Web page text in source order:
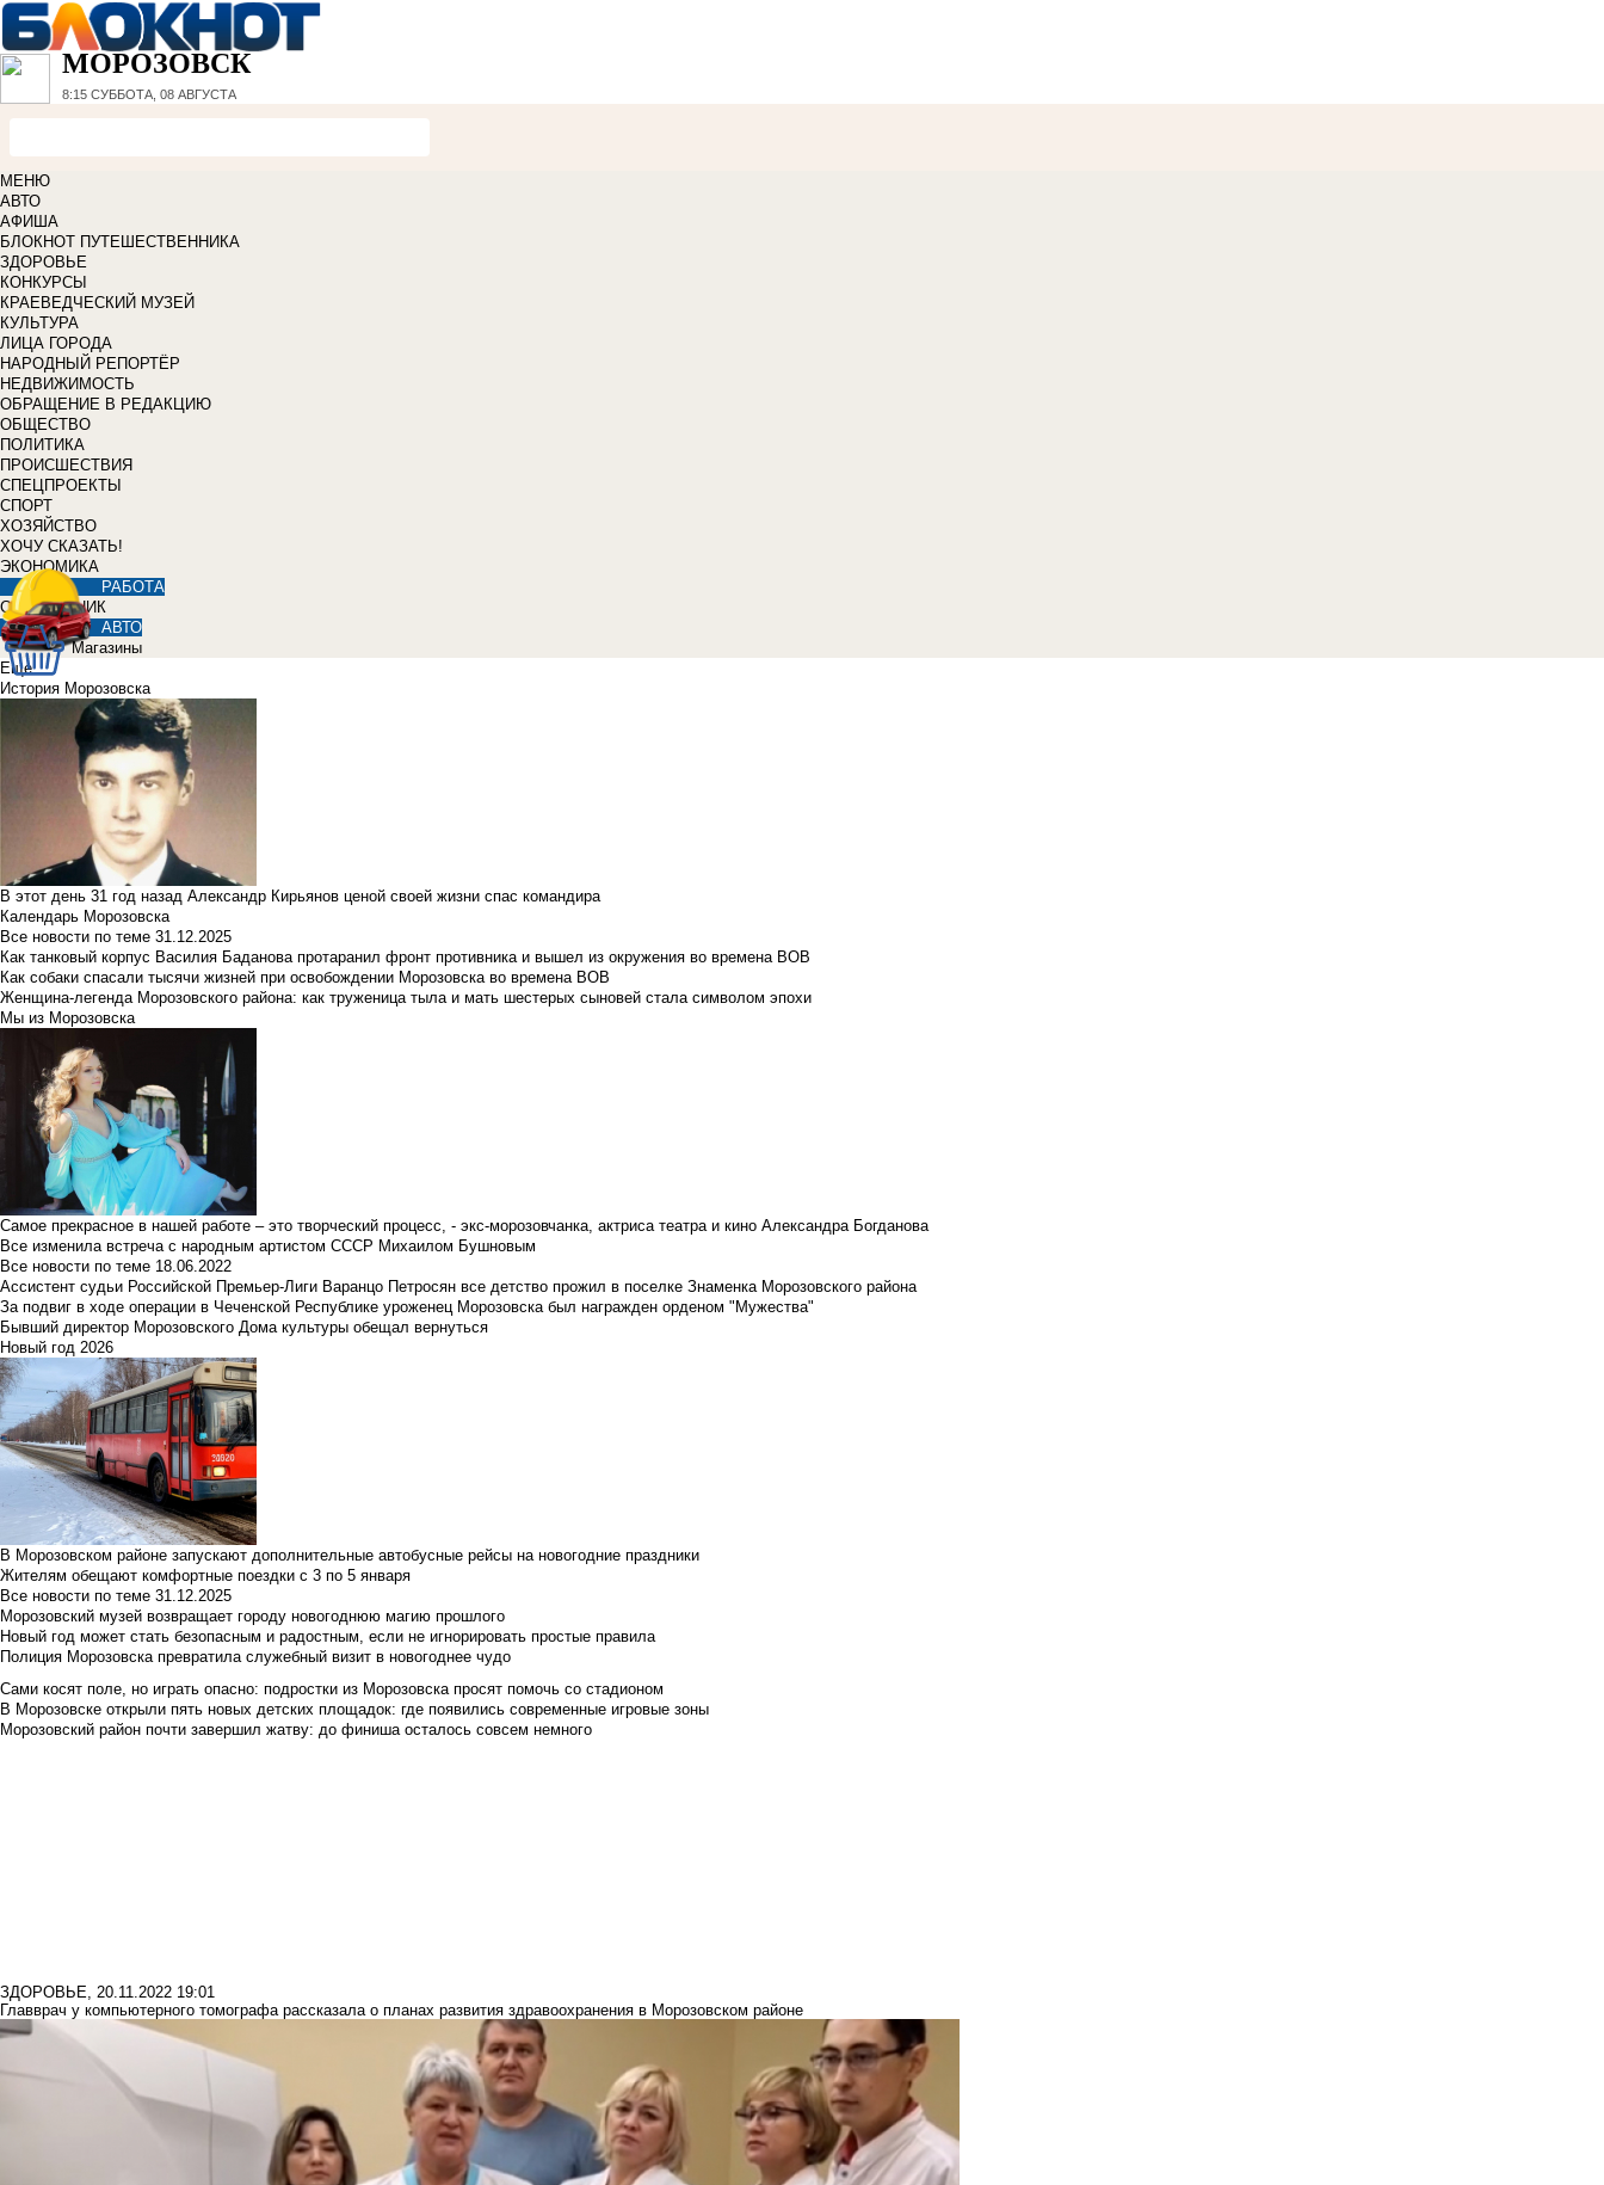
МОРОЗОВСК
8:15 СУББОТА, 08 АВГУСТА
МЕНЮ
АВТО
АФИША
БЛОКНОТ ПУТЕШЕСТВЕННИКА
ЗДОРОВЬЕ
КОНКУРСЫ
КРАЕВЕДЧЕСКИЙ МУЗЕЙ
КУЛЬТУРА
ЛИЦА ГОРОДА
НАРОДНЫЙ РЕПОРТЁР
НЕДВИЖИМОСТЬ
ОБРАЩЕНИЕ В РЕДАКЦИЮ
ОБЩЕСТВО
ПОЛИТИКА
ПРОИСШЕСТВИЯ
СПЕЦПРОЕКТЫ
СПОРТ
ХОЗЯЙСТВО
ХОЧУ СКАЗАТЬ!
ЭКОНОМИКА
РАБОТА
СПРАВОЧНИК
АВТО
Магазины
Еще
История Морозовска
В этот день 31 год назад Александр Кирьянов ценой своей жизни спас командира
Календарь Морозовска
Все новости по теме 31.12.2025
Как танковый корпус Василия Баданова протаранил фронт противника и вышел из окружения во времена ВОВ
Как собаки спасали тысячи жизней при освобождении Морозовска во времена ВОВ
Женщина-легенда Морозовского района: как труженица тыла и мать шестерых сыновей стала символом эпохи
Мы из Морозовска
Самое прекрасное в нашей работе – это творческий процесс, - экс-морозовчанка, актриса театра и кино Александра Богданова
Все изменила встреча с народным артистом СССР Михаилом Бушновым
Все новости по теме 18.06.2022
Ассистент судьи Российской Премьер-Лиги Варанцо Петросян все детство прожил в поселке Знаменка Морозовского района
За подвиг в ходе операции в Чеченской Республике уроженец Морозовска был награжден орденом "Мужества"
Бывший директор Морозовского Дома культуры обещал вернуться
Новый год 2026
В Морозовском районе запускают дополнительные автобусные рейсы на новогодние праздники
Жителям обещают комфортные поездки с 3 по 5 января
Все новости по теме 31.12.2025
Морозовский музей возвращает городу новогоднюю магию прошлого
Новый год может стать безопасным и радостным, если не игнорировать простые правила
Полиция Морозовска превратила служебный визит в новогоднее чудо
Сами косят поле, но играть опасно: подростки из Морозовска просят помочь со стадионом
В Морозовске открыли пять новых детских площадок: где появились современные игровые зоны
Морозовский район почти завершил жатву: до финиша осталось совсем немного
ЗДОРОВЬЕ, 20.11.2022 19:01
Главврач у компьютерного томографа рассказала о планах развития здравоохранения в Морозовском районе